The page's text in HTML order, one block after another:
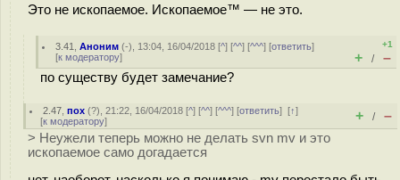
Это не ископаемое. Ископаемое™ — не это.
3.41 ,Аноним (-), 13:04, 16/04/2018 [^] [^^] [^^^] [ответить]
[к модератору]
+1
+ / –
по существу будет замечание?
2.47 ,пох (?), 21:22, 16/04/2018 [^] [^^] [^^^] [ответить][↑]
[к модератору] + / –
> Неужели теперь можно не делать svn mv и это
ископаемое само догадается